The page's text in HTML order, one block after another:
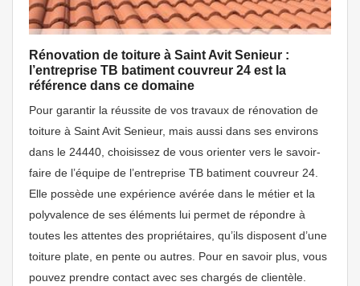
Rénovation de toiture à Saint Avit Senieur :
l’entreprise TB batiment couvreur 24 est la
référence dans ce domaine
Pour garantir la réussite de vos travaux de rénovation de
toiture à Saint Avit Senieur, mais aussi dans ses environs
dans le 24440, choisissez de vous orienter vers le savoir-
faire de l’équipe de l’entreprise TB batiment couvreur 24.
Elle possède une expérience avérée dans le métier et la
polyvalence de ses éléments lui permet de répondre à
toutes les attentes des propriétaires, qu’ils disposent d’une
toiture plate, en pente ou autres. Pour en savoir plus, vous
pouvez prendre contact avec ses chargés de clientèle.